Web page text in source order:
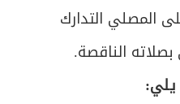
المصلي التدارك
الناقصة.
يلي: